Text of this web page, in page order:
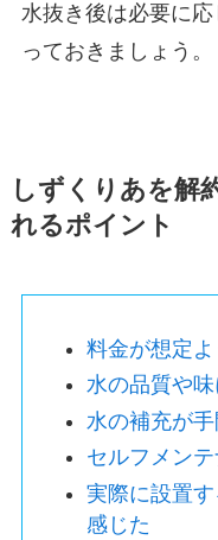
水抜き後は必要に
っておきましょう。
しずくりあを解
れるポイント
料金が想定
水の品質や
水の補充が
セルフメン
実際に設置
感じた